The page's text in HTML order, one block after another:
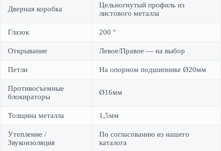
Дверная коробка
Цельногнутый профиль из
листового металла
Глазок 200 °
Открывание Левое/Правое — на выбор
Петли На опорном подшипнике Ø20мм
Противосъемные
блокираторы
Ø16мм
Толщина металла 1,5мм
Утепление /
Звукоизоляция
По согласованию из нашего
каталога